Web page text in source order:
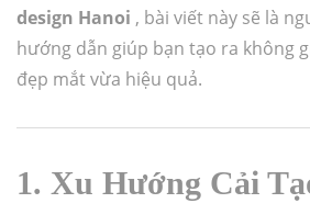
design Hanoi , bài viết này sẽ là
hướng dẫn giúp bạn tạo ra không
đẹp mắt vừa hiệu quả.
1. Xu Hướng Cải